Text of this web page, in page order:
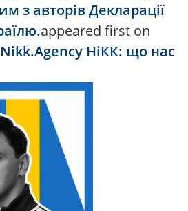
з авторів Декларації
appeared first on
НіКК: що нас